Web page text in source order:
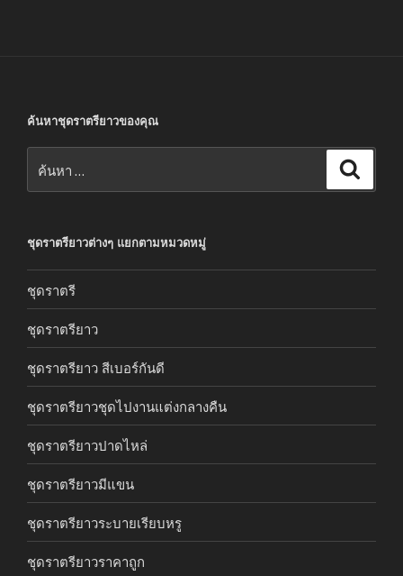
ค้นหาชุดราตรียาวของคุณ
ชุดราตรียาวต่างๆ แยกตามหมวดหมู่
ชุดราตรี
ชุดราตรียาว
ชุดราตรียาว สีเบอร์กันดี
ชุดราตรียาวชุดไปงานแต่งกลางคืน
ชุดราตรียาวปาดไหล่
ชุดราตรียาวมีแขน
ชุดราตรียาวระบายเรียบหรู
ชุดราตรียาวราคาถูก